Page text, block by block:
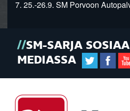
7. 25.-26.9. SM Porvoon
SM-SARJA
MEDIASSA